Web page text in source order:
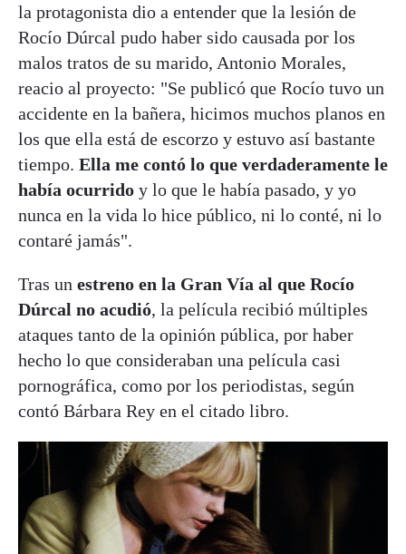
la protagonista dio a entender que la lesión de
Rocío Dúrcal pudo haber sido causada por los
malos tratos de su marido, Antonio Morales,
reacio al proyecto: "Se publicó que Rocío tuvo un
accidente en la bañera, hicimos muchos planos en
los que ella está de escorzo y estuvo así bastante
tiempo. Ella me contó lo que verdaderamente le
había ocurrido y lo que le había pasado, y yo
nunca en la vida lo hice público, ni lo conté, ni lo
contaré jamás".
Tras un estreno en la Gran Vía al que Rocío
Dúrcal no acudió, la película recibió múltiples
ataques tanto de la opinión pública, por haber
hecho lo que consideraban una película casi
pornográfica, como por los periodistas, según
contó Bárbara Rey en el citado libro.